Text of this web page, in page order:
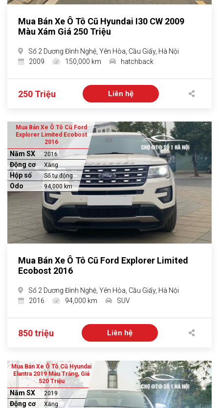
Mua Bán Xe Ô Tô Cũ Hyundai I30 CW 2009
Màu Xám Giá 250 Triệu
Số 2 Dương Đình Nghệ, Yên Hòa, Cầu Giấy, Hà Nội
2009
150,000 km hatchback
250 Triệu Liên hệ
Mua Bán Xe Ô Tô Cũ Ford
Explorer Limited Ecobost
2016
Năm SX 2016
Động cơ Xăng
Hộp số Số tự động
Odo 94,000 km
Mua Bán Xe Ô Tô Cũ Ford Explorer Limited
Ecobost 2016
Số 2 Dương Đình Nghệ, Yên Hòa, Cầu Giấy, Hà Nội
2016
94,000 km SUV
850 triệu Liên hệ
Mua Bán Xe Ô Tô Cũ Hyundai
Elantra 2019 Màu Trắng, Giá
520 Triệu
Năm SX 2019
Động cơ Xăng